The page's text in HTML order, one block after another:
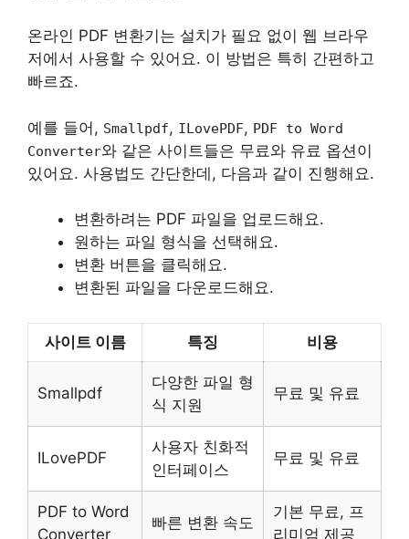
온라인 PDF 변환기는 설치가 필요 없이 웹 브라우
저에서 사용할 수 있어요. 이 방법은 특히 간편하고
빠르죠.
예를 들어, Smallpdf, ILovePDF, PDF to Word
Converter와 같은 사이트들은 무료와 유료 옵션이
있어요. 사용법도 간단한데, 다음과 같이 진행해요.
변환하려는 PDF 파일을 업로드해요.
원하는 파일 형식을 선택해요.
변환 버튼을 클릭해요.
변환된 파일을 다운로드해요.
사이트 이름 특징 비용
Smallpdf
다양한 파일 형
식 지원
무료 및 유료
ILovePDF
사용자 친화적
인터페이스
무료 및 유료
PDF to Word
Converter
빠른 변환 속도
기본 무료, 프
리미엄 제공